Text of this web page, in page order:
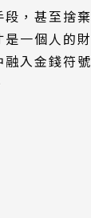
，甚至捨
一個人的
入金錢符